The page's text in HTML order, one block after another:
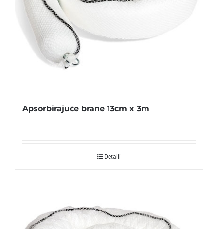
Apsorbirajuće brane 13cm x 3m
Detalji